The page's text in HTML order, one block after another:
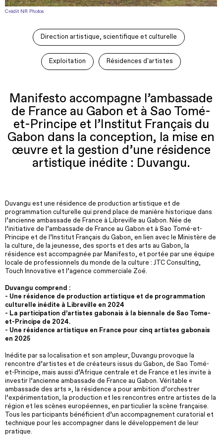
Crédit NR Photos
Direction artistique, scientifique et culturelle
Exploitation Résidences d'artistes
Manifesto accompagne l’ambassade
de France au Gabon et à Sao Tomé-
et-Principe et l’Institut Français du
Gabon dans la conception, la mise en
œuvre et la gestion d’une résidence
artistique inédite : Duvangu.
Duvangu est une résidence de production artistique et de
programmation culturelle qui prend place de manière historique dans
l’ancienne ambassade de France à Libreville au Gabon. Née de
l’initiative de l’ambassade de France au Gabon et à Sao Tomé-et-
Principe et de l’Institut Français du Gabon, en lien avec le Ministère de
la culture, de la jeunesse, des sports et des arts au Gabon, la
résidence est accompagnée par Manifesto, et portée par une équipe
locale de professionnels du monde de la culture : JTC Consulting,
Touch Innovative et l’agence commerciale Zoé.
Duvangu comprend :
- Une résidence de production artistique et de programmation
culturelle inédite à Libreville en 2024
- La participation d’artistes gabonais à la biennale de Sao Tome-
et-Principe de 2024.
- Une résidence artistique en France pour cinq artistes gabonais
en 2025
Inédite par sa localisation et son ampleur, Duvangu provoque la
rencontre d’artistes et de créateurs issus du Gabon, de Sao Tomé-
et-Principe, mais aussi d’Afrique centrale et de France et les invite à
investir l’ancienne ambassade de France au Gabon. Véritable «
ambassade des arts », la résidence a pour ambition d’orchestrer
l’expérimentation, la production et les rencontres entre artistes de la
région et les scènes européennes, en particulier la scène française.
Tous les participants bénéficient d’un accompagnement curatorial et
technique pour les accompagner dans le développement de leur
pratique.